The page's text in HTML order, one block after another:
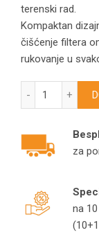
terenski rad.
Kompaktan
čišćenje filtera
rukovanje u
Usisivač
za
na